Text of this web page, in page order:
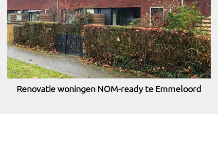
Renovatie woningen NOM-ready te Emmeloord